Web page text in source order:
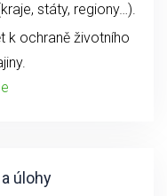
státy, regiony…).
k ochraně životního
úlohy